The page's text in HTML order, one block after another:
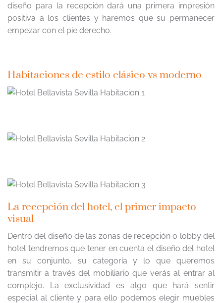
diseño para la recepción dará una primera impresión
positiva a los clientes y haremos que su permanecer
empezar con el pie derecho.
Habitaciones de estilo clásico vs moderno
La recepción del hotel, el primer impacto
visual
Dentro del diseño de las zonas de recepción o lobby del
hotel tendremos que tener en cuenta el diseño del hotel
en su conjunto, su categoría y lo que queremos
transmitir a través del mobiliario que verás al entrar al
complejo. La exclusividad es algo que hará sentir
especial al cliente y para ello podemos elegir muebles